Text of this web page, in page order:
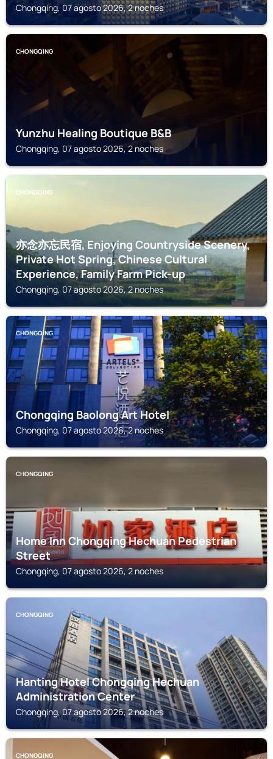
Chongqing, 07 agosto 2026, 2 noches
CHONGQING
Yunzhu Healing Boutique B&B
Chongqing, 07 agosto 2026, 2 noches
CHONGQING
亦念亦忘民宿, Enjoying Countryside Scenery,
Private Hot Spring, Chinese Cultural
Experience, Family Farm Pick-up
Chongqing, 07 agosto 2026, 2 noches
CHONGQING
Chongqing Baolong Art Hotel
Chongqing, 07 agosto 2026, 2 noches
CHONGQING
Home Inn Chongqing Hechuan Pedestrian
Street
Chongqing, 07 agosto 2026, 2 noches
CHONGQING
Hanting Hotel Chongqing Hechuan
Administration Center
Chongqing, 07 agosto 2026, 2 noches
CHONGQING